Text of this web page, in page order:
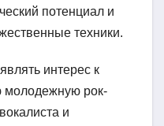
потенциал и
техники.
интерес к
молодежную рок-
и